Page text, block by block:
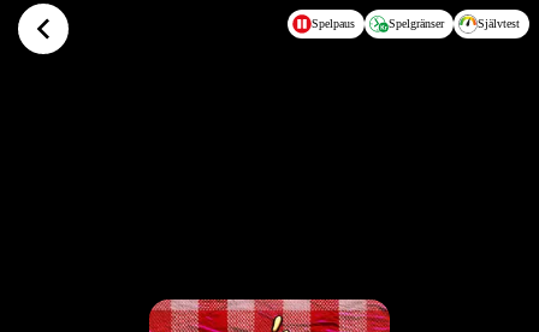
Hoppa till huvudinnehållet Spelpaus Spelgränser Självtest